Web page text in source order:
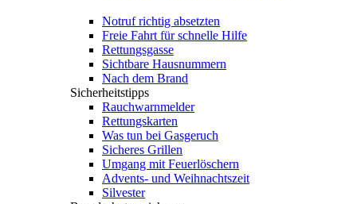
Notruf richtig absetzten
Freie Fahrt für schnelle Hilfe
Rettungsgasse
Sichtbare Hausnummern
Nach dem Brand
Sicherheitstipps
Rauchwarnmelder
Rettungskarten
Was tun bei Gasgeruch
Sicheres Grillen
Umgang mit Feuerlöschern
Advents- und Weihnachtszeit
Silvester